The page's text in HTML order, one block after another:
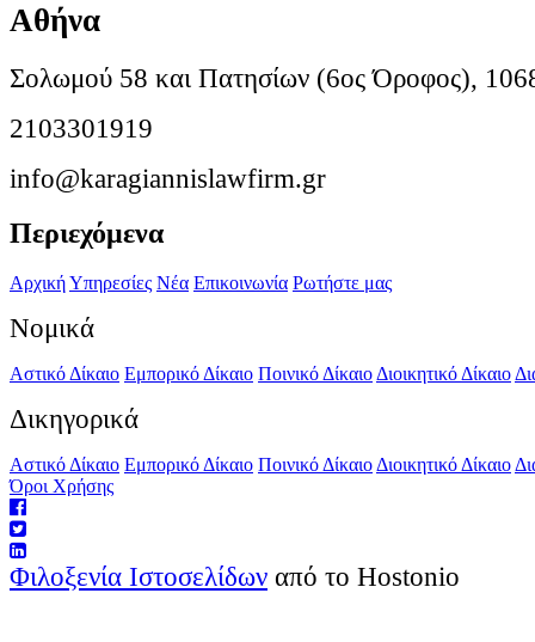
Αθήνα
Σολωμού 58 και Πατησίων (6ος Όροφος),
2103301919
info@karagiannislawfirm.gr
Περιεχόμενα
ΑρχικήΥπηρεσίες Νέα Επικοινωνία Ρωτήστε μας
Νομικά
Αστικό Δίκαιο Εμπορικό Δίκαιο Ποινικό Δίκαιο Διοικητικό Δίκαιο
Δικηγορικά
Αστικό Δίκαιο Εμπορικό Δίκαιο Ποινικό Δίκαιο Διοικητικό Δίκαιο
Όροι Χρήσης
Φιλοξενία Ιστοσελίδων από το Hostonio